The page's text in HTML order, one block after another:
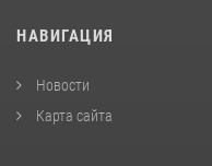
НАВИГАЦИЯ
Новости
Карта сайта